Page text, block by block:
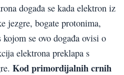
događa se kada elektron iz
jezgre, bogate protonima,
se ovo događa ovisi o
elektrona preklapa s
Kod primordijalnih crnih